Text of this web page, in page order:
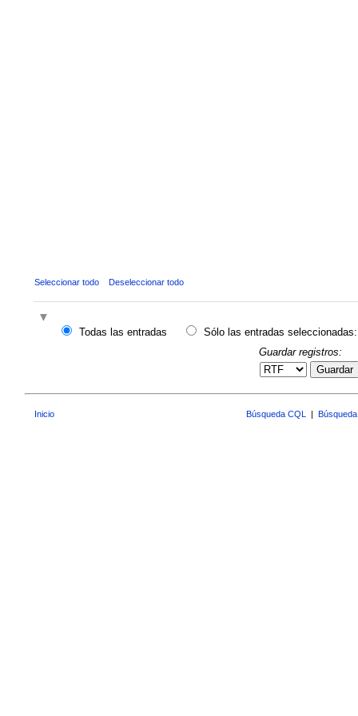
Seleccionar todo Deseleccionar todo
Todas las entradas
Sólo las entradas seleccionadas:
Guardar registros:
Guardar
Inicio Búsqueda CQL